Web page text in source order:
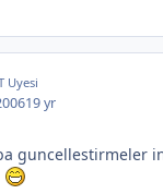
Uyesi
19 yr
guncellestirmeler